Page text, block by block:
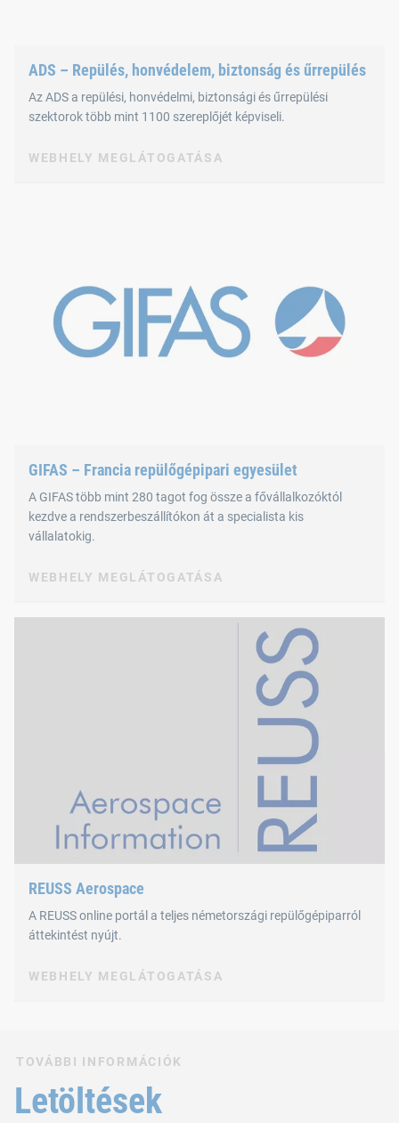
ADS – Repülés, honvédelem, biztonság és űrrepülés
Az ADS a repülési, honvédelmi, biztonsági és űrrepülési
szektorok több mint 1100 szereplőjét képviseli.
WEBHELY MEGLÁTOGATÁSA
GIFAS – Francia repülőgépipari egyesület
A GIFAS több mint 280 tagot fog össze a fővállalkozóktól
kezdve a rendszerbeszállítókon át a specialista kis
vállalatokig.
WEBHELY MEGLÁTOGATÁSA
REUSS Aerospace
A REUSS online portál a teljes németországi repülőgépiparról
áttekintést nyújt.
WEBHELY MEGLÁTOGATÁSA
TOVÁBBI INFORMÁCIÓK
Letöltések